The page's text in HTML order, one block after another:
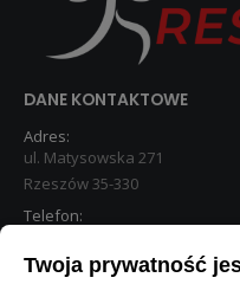
DANE KONTAKTOWE
Adres:
ul. Matysowska 271
Rzeszów 35-330
Telefon:
STREFA KLIENTA
Twoja prywatność